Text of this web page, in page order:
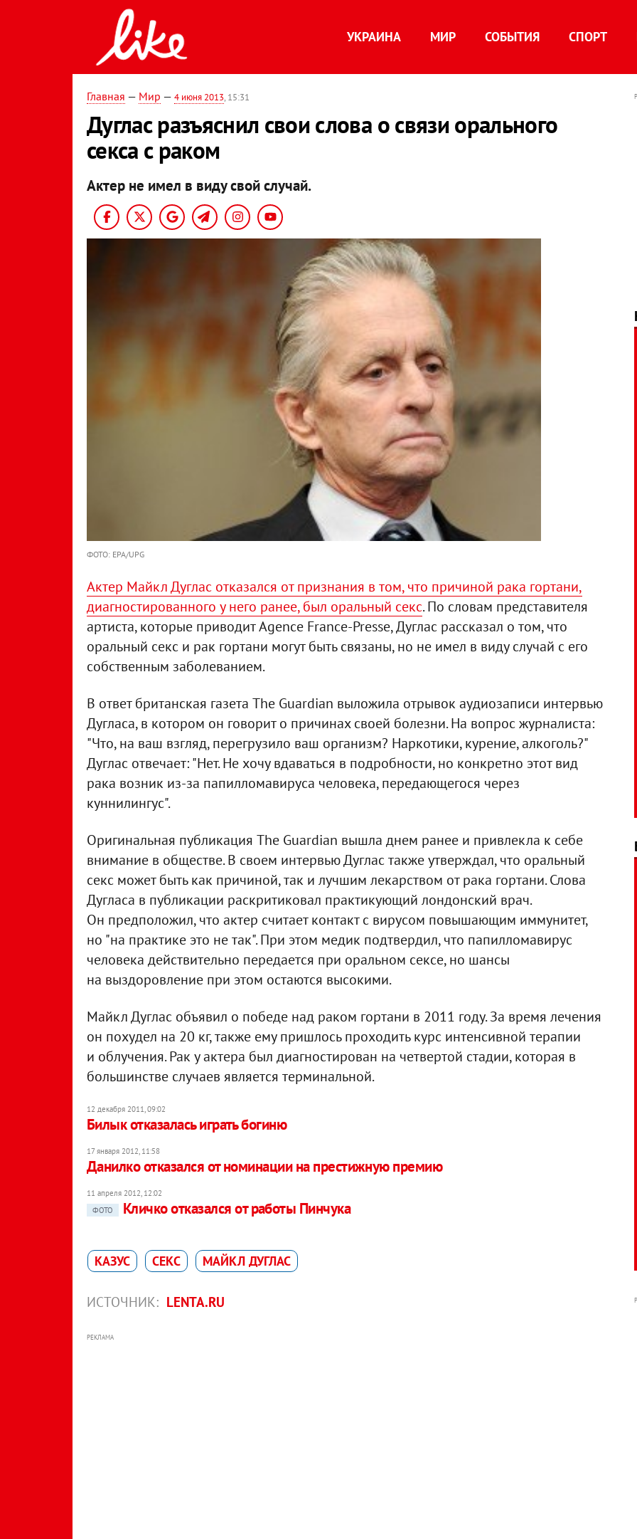
УКРАИНА МИР СОБЫТИЯ СПОРТ
Главная — Мир — 4 июня 2013, 15:31
Дуглас разъяснил свои слова о связи орального
секса с раком
Актер не имел в виду свой случай.
ФОТО: EPA/UPG
Актер Майкл Дуглас отказался от признания в том, что причиной рака гортани,
диагностированного у него ранее, был оральный секс. По словам представителя
артиста, которые приводит Agence France-Presse, Дуглас рассказал о том, что
оральный секс и рак гортани могут быть связаны, но не имел в виду случай с его
собственным заболеванием.
В ответ британская газета The Guardian выложила отрывок аудиозаписи интервью
Дугласа, в котором он говорит о причинах своей болезни. На вопрос журналиста:
"Что, на ваш взгляд, перегрузило ваш организм? Наркотики, курение, алкоголь?"
Дуглас отвечает: "Нет. Не хочу вдаваться в подробности, но конкретно этот вид
рака возник из-за папилломавируса человека, передающегося через
куннилингус".
Оригинальная публикация The Guardian вышла днем ранее и привлекла к себе
внимание в обществе. В своем интервью Дуглас также утверждал, что оральный
секс может быть как причиной, так и лучшим лекарством от рака гортани. Слова
Дугласа в публикации раскритиковал практикующий лондонский врач.
Он предположил, что актер считает контакт с вирусом повышающим иммунитет,
но "на практике это не так". При этом медик подтвердил, что папилломавирус
человека действительно передается при оральном сексе, но шансы
на выздоровление при этом остаются высокими.
Майкл Дуглас объявил о победе над раком гортани в 2011 году. За время лечения
он похудел на 20 кг, также ему пришлось проходить курс интенсивной терапии
и облучения. Рак у актера был диагностирован на четвертой стадии, которая в
большинстве случаев является терминальной.
12 декабря 2011, 09:02
Билык отказалась играть богиню
17 января 2012, 11:58
Данилко отказался от номинации на престижную премию
11 апреля 2012, 12:02
ФОТО
Кличко отказался от работы Пинчука
КАЗУС СЕКС МАЙКЛ ДУГЛАС
ИСТОЧНИК: LENTA.RU
РЕКЛАМА